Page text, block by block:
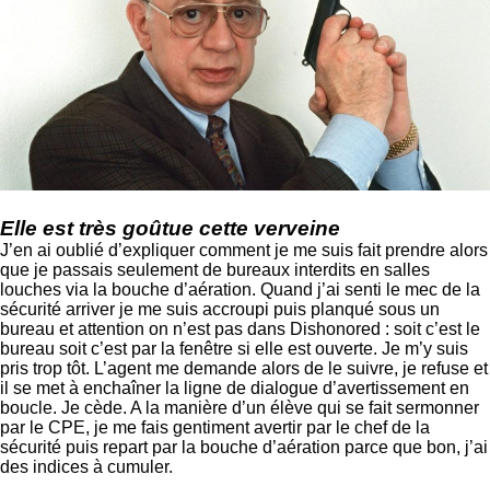
Elle est très goûtue cette verveine
J’en ai oublié d’expliquer comment je me suis fait prendre alors
que je passais seulement de bureaux interdits en salles
louches via la bouche d’aération. Quand j’ai senti le mec de la
sécurité arriver je me suis accroupi puis planqué sous un
bureau et attention on n’est pas dans Dishonored : soit c’est le
bureau soit c’est par la fenêtre si elle est ouverte. Je m’y suis
pris trop tôt. L’agent me demande alors de le suivre, je refuse et
il se met à enchaîner la ligne de dialogue d’avertissement en
boucle. Je cède. A la manière d’un élève qui se fait sermonner
par le CPE, je me fais gentiment avertir par le chef de la
sécurité puis repart par la bouche d’aération parce que bon, j’ai
des indices à cumuler.